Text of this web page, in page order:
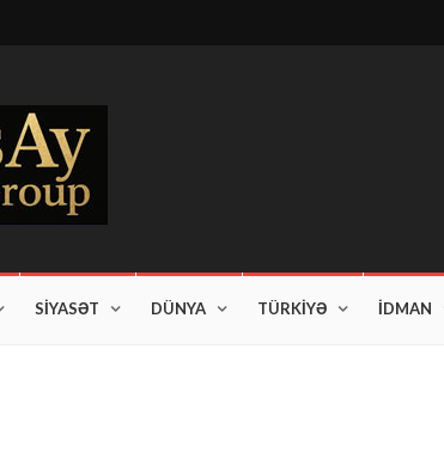
SİYASƏT DÜNYA TÜRKİYƏ İDMAN
davam edir"